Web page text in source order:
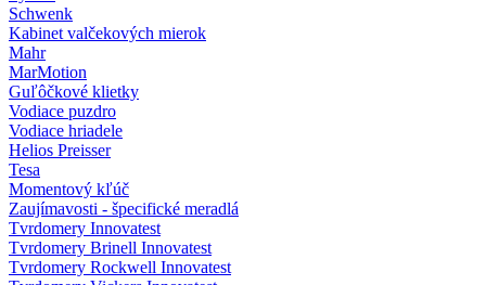
Schwenk
Kabinet valčekových mierok
Mahr
MarMotion
Guľôčkové klietky
Vodiace puzdro
Vodiace hriadele
Helios Preisser
Tesa
Momentový kľúč
Zaujímavosti - špecifické meradlá
Tvrdomery Innovatest
Tvrdomery Brinell Innovatest
Tvrdomery Rockwell Innovatest